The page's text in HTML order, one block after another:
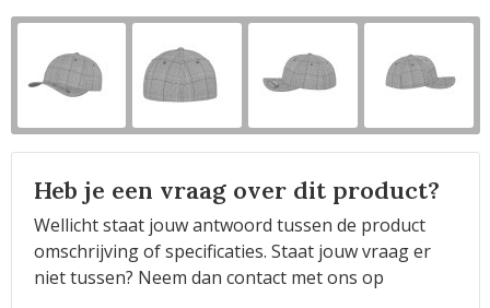
Heb je een vraag over dit product?
Wellicht staat jouw antwoord tussen de product
omschrijving of specificaties. Staat jouw vraag er
niet tussen? Neem dan contact met ons op